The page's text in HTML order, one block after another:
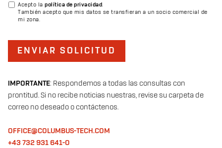
IMPORTANTE: Respondemos a todas las consultas con
prontitud. Si no recibe noticias nuestras, revise su carpeta de
correo no deseado o contáctenos.
OFFICE@COLUMBUS-TECH.COM
+43 732 931 641-0
Acepto la política de privacidad.
También acepto que mis datos se transfieran a un socio comercial de
mi zona.
ENVIAR SOLICITUD